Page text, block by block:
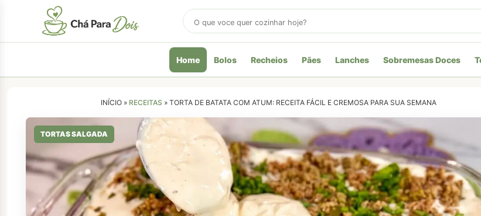
Buscar
receitas
Home Bolos Recheios Pães Lanches Sobremesas Doces
INÍCIO » RECEITAS »TORTA DE BATATA COM ATUM: RECEITA FÁCIL E CREMOSA PARA SUA SEMANA
TORTAS SALGADA